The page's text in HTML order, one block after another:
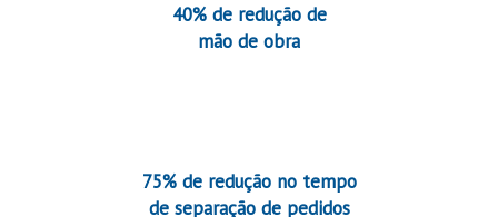
40% de redução de
mão de obra
75% de redução no tempo
de separação de pedidos